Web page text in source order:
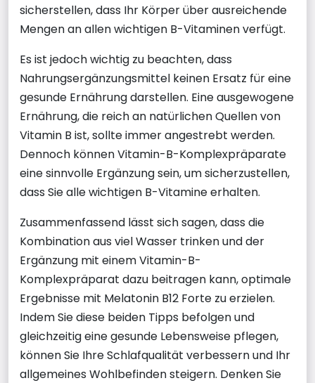
sicherstellen, dass Ihr Körper über ausreichende
Mengen an allen wichtigen B-Vitaminen verfügt.
Es ist jedoch wichtig zu beachten, dass
Nahrungsergänzungsmittel keinen Ersatz für eine
gesunde Ernährung darstellen. Eine ausgewogene
Ernährung, die reich an natürlichen Quellen von
Vitamin B ist, sollte immer angestrebt werden.
Dennoch können Vitamin-B-Komplexpräparate
eine sinnvolle Ergänzung sein, um sicherzustellen,
dass Sie alle wichtigen B-Vitamine erhalten.
Zusammenfassend lässt sich sagen, dass die
Kombination aus viel Wasser trinken und der
Ergänzung mit einem Vitamin-B-
Komplexpräparat dazu beitragen kann, optimale
Ergebnisse mit Melatonin B12 Forte zu erzielen.
Indem Sie diese beiden Tipps befolgen und
gleichzeitig eine gesunde Lebensweise pflegen,
können Sie Ihre Schlafqualität verbessern und Ihr
allgemeines Wohlbefinden steigern. Denken Sie